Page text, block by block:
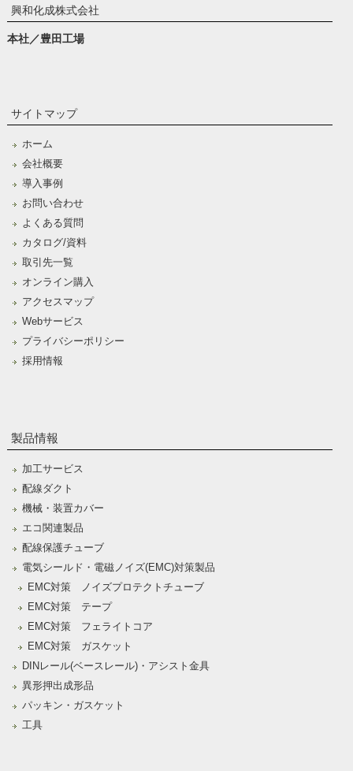
興和化成株式会社
本社／豊田工場
サイトマップ
ホーム
会社概要
導入事例
お問い合わせ
よくある質問
カタログ/資料
取引先一覧
オンライン購入
アクセスマップ
Webサービス
プライバシーポリシー
採用情報
製品情報
加工サービス
配線ダクト
機械・装置カバー
エコ関連製品
配線保護チューブ
電気シールド・電磁ノイズ(EMC)対策製品
EMC対策 ノイズプロテクトチューブ
EMC対策 テープ
EMC対策 フェライトコア
EMC対策 ガスケット
DINレール(ベースレール)・アシスト金具
異形押出成形品
パッキン・ガスケット
工具